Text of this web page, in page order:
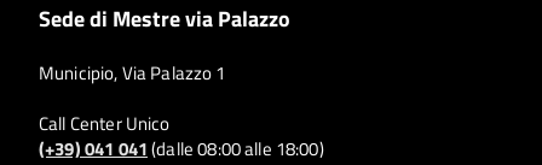
Sede di Mestre via Palazzo
Municipio, Via Palazzo 1
Call Center Unico
(+39) 041 041(dalle 08:00 alle 18:00)